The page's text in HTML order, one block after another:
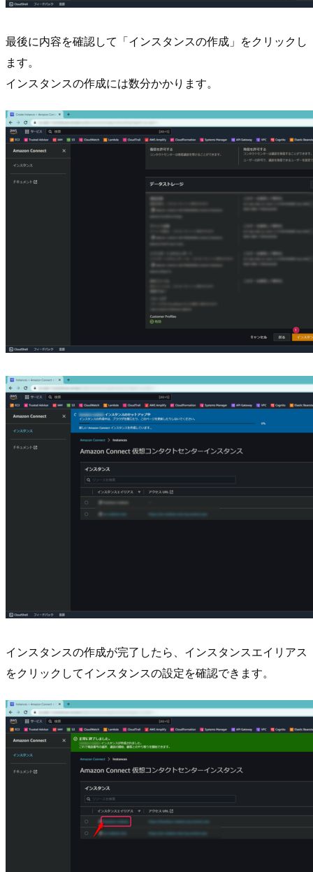
最後に内容を確認して「インスタンスの作成」をクリックし
ます。
インスタンスの作成には数分かかります。
インスタンスの作成が完了したら、インスタンスエイリアス
をクリックしてインスタンスの設定を確認できます。